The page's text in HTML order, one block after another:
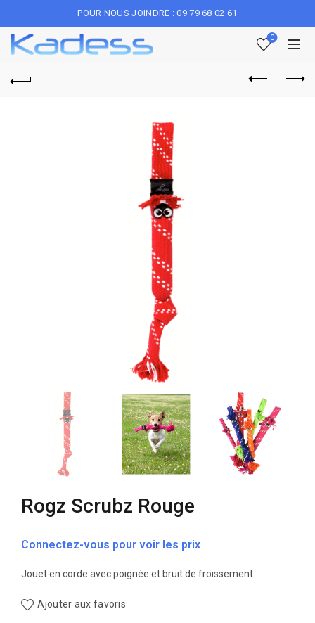
POUR NOUS JOINDRE : 09 79 68 02 61
0
Rogz Scrubz Rouge
Connectez-vous pour voir les prix
Jouet en corde avec poignée et bruit de froissement
Ajouter aux favoris